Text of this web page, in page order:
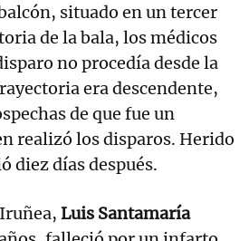
situado en un tercer
de la bala, los médicos
no procedía desde la
era descendente,
de que fue un
realizó los disparos. Herido
diez días después.
Luis Santamaría